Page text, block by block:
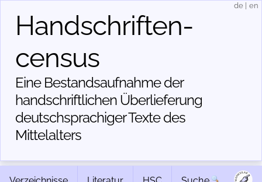
Handschriften­
census
Eine Bestandsaufnahme der
handschriftlichen Über­lieferung
deutschsprachiger Texte des
Mittelalters
de en